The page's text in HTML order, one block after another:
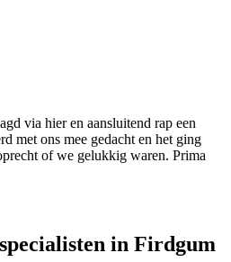
via hier en aansluitend rap een
met ons mee gedacht en het ging
of we gelukkig waren. Prima
in Firdgum